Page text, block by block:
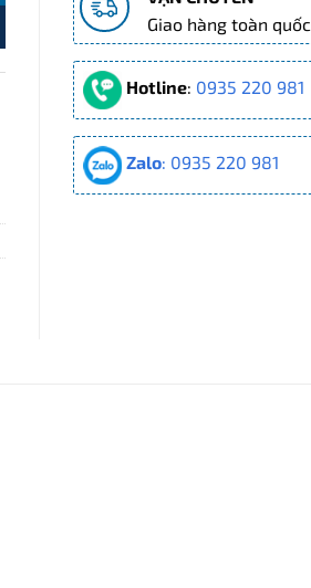
Giao hàng toàn quốc
Hotline: 0935 220 981
Zalo: 0935 220 981